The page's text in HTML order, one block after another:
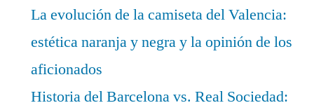
La evolución de la camiseta del Valencia:
estética naranja y negra y la opinión de los
aficionados
Historia del Barcelona vs. Real Sociedad: